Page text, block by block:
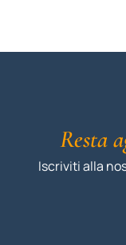
Resta
Iscriviti alla